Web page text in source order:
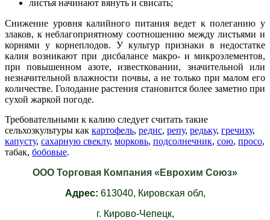
листья начинают вянуть и свисать;
Снижение уровня калийного питания ведет к полеганию у
злаков, к неблагоприятному соотношению между листьями и
корнями у корнеплодов. У культур признаки в недостатке
калия возникают при дисбалансе макро- и микроэлементов,
при повышенном азоте, известковании, значительной или
незначительной влажности почвы, а не только при малом его
количестве. Голодание растения становится более заметно при
сухой жаркой погоде.
Требовательными к калию следует считать такие
сельхозкультуры как картофель, редис, репу, редьку, гречиху,
капусту, сахарную свеклу, морковь, подсолнечник, сою, просо,
табак, бобовые.
ООО Торговая Компания «Еврохим Союз»
Адрес: 613040, Кировская обл,
г. Кирово-Чепецк,